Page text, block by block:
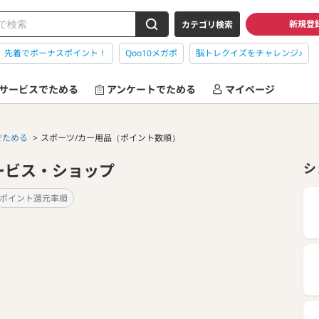
カテゴリ検索 新規登
先着でボーナスポイント！ Qoo10メガポ 脳トレクイズをチャレンジ♪
ービスでためる アンケートでためる マイページ
める スポーツ/カー用品（ポイント数順）
ス・ショップ
ポイント還元率順